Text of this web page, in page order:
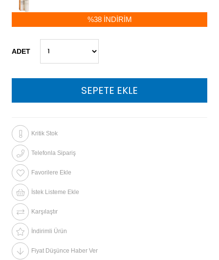
%38İNDIRIM
ADET
Kritik Stok
Telefonla Sipariş
Favorilere Ekle
İstek Listeme Ekle
Karşılaştır
İndirimli Ürün
Fiyat Düşünce Haber Ver